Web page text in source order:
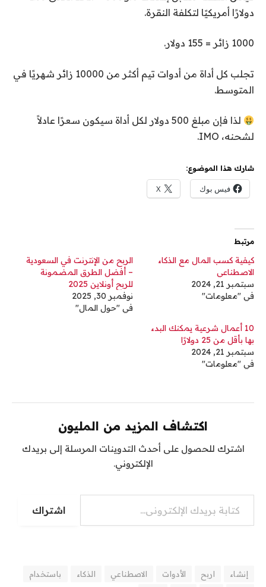
دولارًا أمريكيًا لتكلفة النقرة.
1000 زائر = 155 دولار.
تجلب كل أداة من أدوات تيم أكثر من 10000 زائر شهريًا في
المتوسط.
لذا فإن مبلغ 500 دولار لكل أداة سيكون سعرًا عادلاً
لشحنه، IMO.
شارك هذا الموضوع:
فيس بوك X
مرتبط
كيفية كسب المال مع الذكاء
الاصطناعي
سبتمبر 21, 2024
في "معلومات"
الربح من الإنترنت في السعودية
– أفضل الطرق المضمونة
للربح أونلاين 2025
نوفمبر 30, 2025
في "حول المال"
10 أعمال شرعية يمكنك البدء
بها بأقل من 25 دولارًا
سبتمبر 21, 2024
في "معلومات"
اكتشاف المزيد من المليون
اشترك للحصول على أحدث التدوينات المرسلة إلى بريدك
الإلكتروني.
كتابة بريدك الإلكتروني...
اشتراك
إنشاء اربح الأدوات الاصطناعي الذكاء
باستخدام